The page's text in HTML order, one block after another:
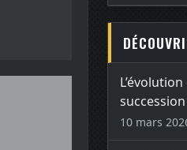
10 mars